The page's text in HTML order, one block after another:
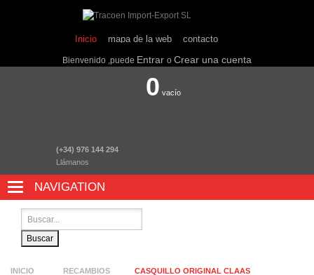
Inicio mapa de la web contacto
Bienvenido ,puede Entrar o Crear una cuenta
0 vacío
(+34) 976 144 294
Llámanos
NAVIGATION
NAVIGATION
Buscar
INICIO RECAMBIOS CASQUILLO ORIGINAL CLAAS